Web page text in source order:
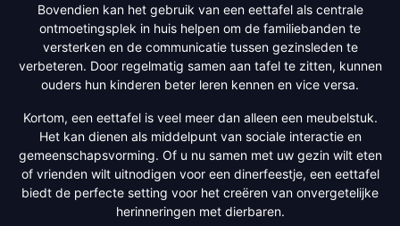
Bovendien kan het gebruik van een eettafel als centrale
ontmoetingsplek in huis helpen om de familiebanden te
versterken en de communicatie tussen gezinsleden te
verbeteren. Door regelmatig samen aan tafel te zitten, kunnen
ouders hun kinderen beter leren kennen en vice versa.
Kortom, een eettafel is veel meer dan alleen een meubelstuk.
Het kan dienen als middelpunt van sociale interactie en
gemeenschapsvorming. Of u nu samen met uw gezin wilt eten
of vrienden wilt uitnodigen voor een dinerfeestje, een eettafel
biedt de perfecte setting voor het creëren van onvergetelijke
herinneringen met dierbaren.